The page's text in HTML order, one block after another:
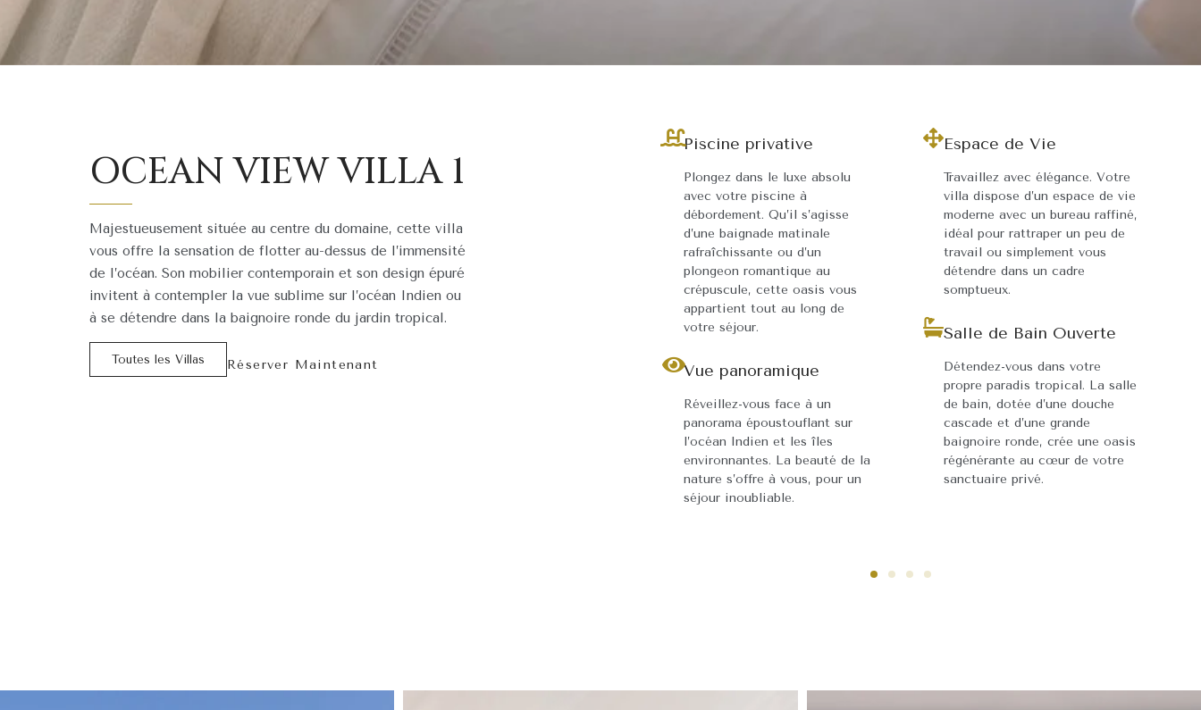
OCEAN VIEW VILLA 1
Majestueusement située au centre du domaine, cette villa
vous offre la sensation de flotter au-dessus de l’immensité
de l’océan. Son mobilier contemporain et son design épuré
invitent à contempler la vue sublime sur l’océan Indien ou
à se détendre dans la baignoire ronde du jardin tropical.
Réserver Maintenant
Toutes les Villas
Laissez-vous emporter par un
d’une moustiquaire pour des
nuits calmes et sereines.
Réveillez-vous reposé, prêt à
savourer une nouvelle journée à
Climatisation &
ventilateur
Appréciez le confort d’un vaste
accessoires, une touche de
raffinement supplémentaire à
votre séjour.
Mini-bar
Piscine privative
Plongez dans le luxe absolu
avec votre piscine à
débordement. Qu’il s’agisse
d’une baignade matinale
rafraîchissante ou d’un
plongeon romantique au
crépuscule, cette oasis vous
appartient tout au long de
votre séjour.
Vue panoramique
Réveillez-vous face à un
panorama époustouflant sur
l’océan Indien et les îles
environnantes. La beauté de la
nature s’offre à vous, pour un
séjour inoubliable.
Espace de Vie
Travaillez avec élégance. Votre
villa dispose d’un espace de vie
moderne avec un bureau raffiné,
idéal pour rattraper un peu de
travail ou simplement vous
détendre dans un cadre
somptueux.
Salle de Bain Ouverte
Détendez-vous dans votre
propre paradis tropical. La salle
de bain, dotée d’une douche
cascade et d’une grande
baignoire ronde, crée une oasis
régénérante au cœur de votre
sanctuaire privé.